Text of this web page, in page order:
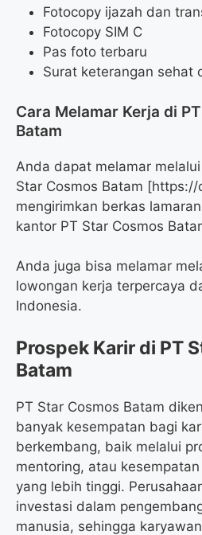
Fotocopy ijazah dan
Fotocopy SIM C
Pas foto terbaru
Surat keterangan sehat
Cara Melamar Kerja di
Batam
Anda dapat melamar
Star Cosmos Batam
mengirimkan berkas
kantor PT Star Cosmos
Anda juga bisa melamar
lowongan kerja terpercaya
Indonesia.
Prospek Karir di PT
Batam
PT Star Cosmos Batam
banyak kesempatan bagi
berkembang, baik melalui
mentoring, atau
yang lebih tinggi.
investasi dalam
manusia, sehingga